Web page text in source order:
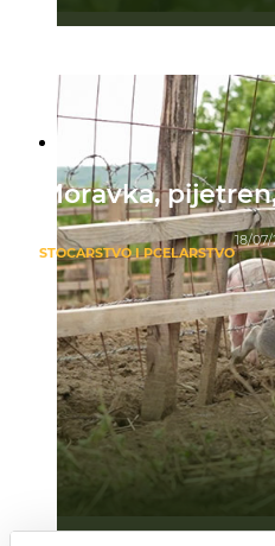
Moravka,
STOČARSTVO I PČELARSTVO
18/07/